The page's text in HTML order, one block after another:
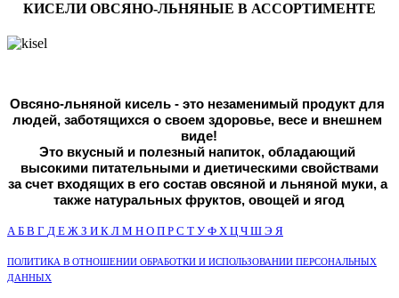
КИСЕЛИ ОВСЯНО-ЛЬНЯНЫЕ В АССОРТИМЕНТЕ
Овсяно-льняной кисель - это незаменимый продукт для
людей, заботящихся о своем здоровье, весе и внешнем
виде!
Это вкусный и полезный напиток, обладающий
высокими питательными и диетическими свойствами
за счет входящих в его состав овсяной и льняной муки, а
также натуральных фруктов, овощей и ягод
АБ В Г Д Е Ж З И К Л М Н О П Р С Т У Ф Х Ц Ч Ш Э Я
ПОЛИТИКА В ОТНОШЕНИИ ОБРАБОТКИ И ИСПОЛЬЗОВАНИИ ПЕРСОНАЛЬНЫХ
ДАННЫХ